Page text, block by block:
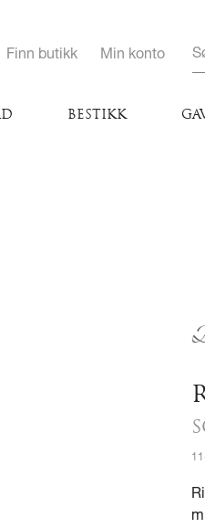
Finn butikk Min konto
BESTIKK